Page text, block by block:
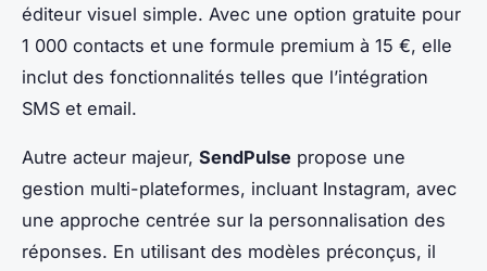
éditeur visuel simple. Avec une option gratuite pour
1 000 contacts et une formule premium à 15 €, elle
inclut des fonctionnalités telles que l’intégration
SMS et email.
Autre acteur majeur, SendPulse propose une
gestion multi-plateformes, incluant Instagram, avec
une approche centrée sur la personnalisation des
réponses. En utilisant des modèles préconçus, il